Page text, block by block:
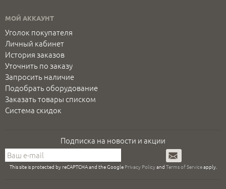
МОЙ АККАУНТ
Уголок покупателя
Личный кабинет
История заказов
Уточнить по заказу
Запросить наличие
Подобрать оборудование
Заказать товары списком
Система скидок
Подписка на новости и акции
Подписаться
This site is protected by reCAPTCHA and the Google Privacy Policyand Terms of Serviceapply.